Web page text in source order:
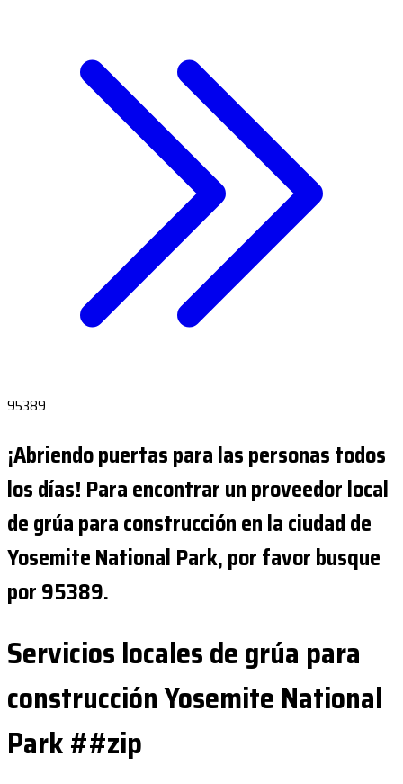
95389
¡Abriendo puertas para las personas todos
los días! Para encontrar un proveedor local
de grúa para construcción en la ciudad de
Yosemite National Park, por favor busque
por 95389.
Servicios locales de grúa para
construcción Yosemite National
Park ##zip